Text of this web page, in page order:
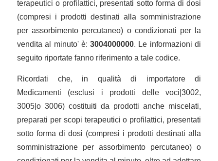
terapeutici o profilattici, presentati sotto forma di dosi
(compresi i prodotti destinati alla somministrazione
per assorbimento percutaneo) o condizionati per la
vendita al minuto' è:3004000000. Le informazioni di
seguito riportate fanno riferimento a tale codice.
Ricordati che, in qualità di importatore di
Medicamenti (esclusi i prodotti delle voci|3002,
3005|o 3006) costituiti da prodotti anche miscelati,
preparati per scopi terapeutici o profilattici, presentati
sotto forma di dosi (compresi i prodotti destinati alla
somministrazione per assorbimento percutaneo) o